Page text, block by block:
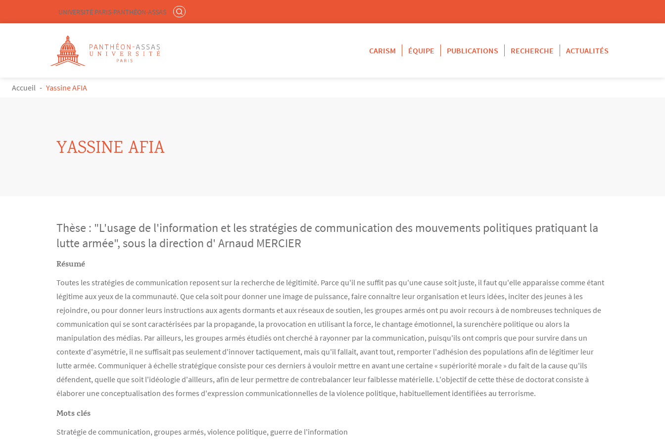
Aller au contenu principal
Menu liste site Custom EN
UNIVERSITÉ PARIS-PANTHÉON-ASSAS RECHERCHER
Logo
CARISM
ÉQUIPE PUBLICATIONS RECHERCHE ACTUALITÉS
FIL D'ARIANE
Accueil Yassine AFIA
YASSINE AFIA
Thèse : "L'usage de l'information et les stratégies de communication des mouvements politiques pratiquant la
lutte armée", sous la direction d' Arnaud MERCIER
Texte
Résumé
Toutes les stratégies de communication reposent sur la recherche de légitimité. Parce qu'il ne suffit pas qu'une cause soit juste, il faut qu'elle apparaisse comme étant
légitime aux yeux de la communauté. Que cela soit pour donner une image de puissance, faire connaître leur organisation et leurs idées, inciter des jeunes à les
rejoindre, ou pour donner leurs instructions aux agents dormants et aux réseaux de soutien, les groupes armés ont pu avoir recours à de nombreuses techniques de
communication qui se sont caractérisées par la propagande, la provocation en utilisant la force, le chantage émotionnel, la surenchère politique ou alors la
manipulation des médias. Par ailleurs, les groupes armés étudiés ont cherché à rayonner par la communication, puisqu'ils ont compris que pour survire dans un
contexte d'asymétrie, il ne suffisait pas seulement d'innover tactiquement, mais qu'il fallait, avant tout, remporter l'adhésion des populations afin de légitimer leur
lutte armée. Communiquer à échelle stratégique consiste pour ces derniers à vouloir mettre en avant une certaine « supériorité morale » du fait de la cause qu'ils
défendent, quelle que soit l'idéologie d'ailleurs, afin de leur permettre de contrebalancer leur faiblesse matérielle. L'objectif de cette thèse de doctorat consiste à
élaborer une conceptualisation des formes d'expression communicationnelles de la violence politique, habituellement identifiées au terrorisme.
Mots clés
Stratégie de communication, groupes armés, violence politique, guerre de l'information